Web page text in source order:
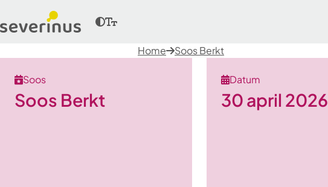
Home Soos Berkt
Soos
Soos Berkt
Datum
30 april 2026